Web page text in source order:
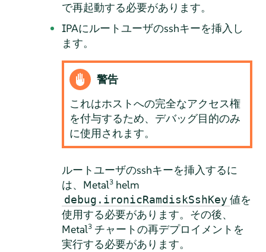
で再起動する必要があります。
IPAにルートユーザのsshキーを挿入し
ます。
警告
これはホストへの完全なアクセス権
を付与するため、デバッグ目的のみ
に使用されます。
ルートユーザのsshキーを挿入するに
は、Metal3helm
debug.ironicRamdiskSshKey 値を
使用する必要があります。その後、
Metal3チャートの再デプロイメントを
実行する必要があります。